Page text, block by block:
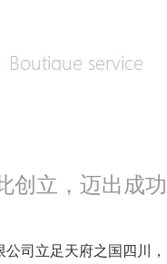
创立，迈出成
公司立足天府之国四川